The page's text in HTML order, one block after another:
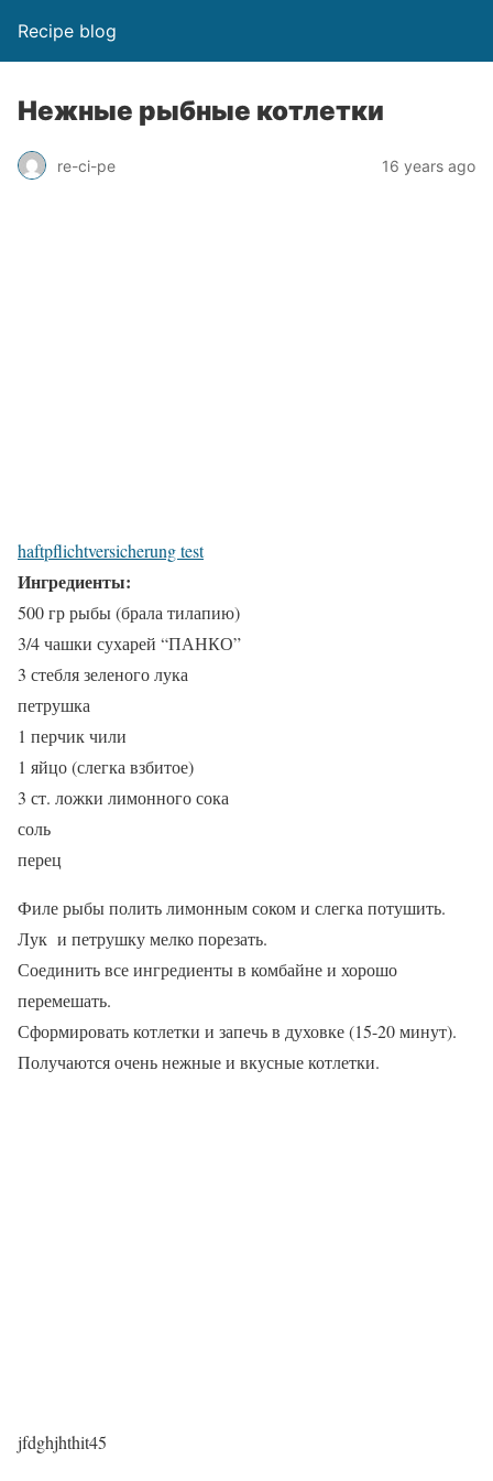
Recipe blog
Нежные рыбные котлетки
re-ci-pe 16 years ago
haftpflichtversicherung test
Ингредиенты:
500 гр рыбы (брала тилапию)
3/4 чашки сухарей “ПАНКО”
3 стебля зеленого лука
петрушка
1 перчик чили
1 яйцо (слегка взбитое)
3 ст. ложки лимонного сока
соль
перец
Филе рыбы полить лимонным соком и слегка потушить.
Лук и петрушку мелко порезать.
Соединить все ингредиенты в комбайне и хорошо
перемешать.
Сформировать котлетки и запечь в духовке (15-20 минут).
Получаются очень нежные и вкусные котлетки.
jfdghjhthit45